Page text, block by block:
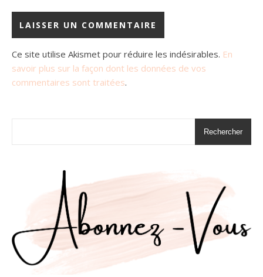
Ce site utilise Akismet pour réduire les indésirables. En
savoir plus sur la façon dont les données de vos
commentaires sont traitées.
Rechercher